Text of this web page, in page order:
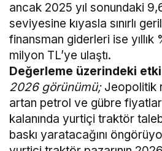
ancak 2025 yıl sonundaki
seviyesine kıyasla sınırlı
finansman giderleri ise yıllık
milyon TL’ye ulaştı.
Değerleme üzerindeki
2026 görünümü; Jeopolitik
artan petrol ve gübre
kalanında yurtiçi traktör
baskı yaratacağını